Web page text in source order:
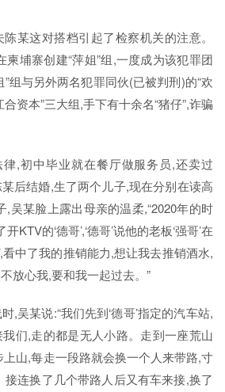
某这对搭档引起了检察机关的注意。
埔寨创建“萍姐”组,一度成为该犯罪团
”组与另外两名犯罪同伙(已被判刑)的“欢
合资本”三大组,手下有十余名“猪仔”,诈骗
,初中毕业就在餐厅做服务员,还卖过
后结婚,生了两个儿子,现在分别在读高
,吴某脸上露出母亲的温柔,“2020年的时
KTV的‘德哥’,‘德哥’说他的老板‘强哥’在
中了我的推销能力,想让我去推销酒水,
放心我,要和我一起过去。”
,吴某说:“我们先到‘德哥’指定的汽车站,
们,走的都是无人小路。走到一座荒山
山,每走一段路就会换一个人来带路,寸
连换了几个带路人后又有车来接,换了